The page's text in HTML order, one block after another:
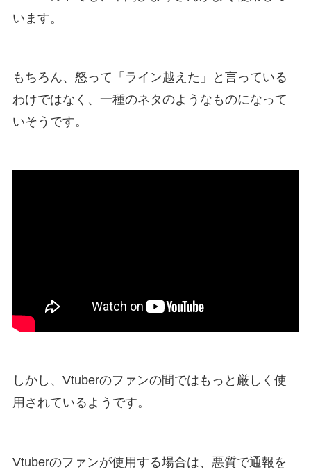
います。
もちろん、怒って「ライン越えた」と言っている
わけではなく、一種のネタのようなものになって
いそうです。
しかし、Vtuberのファンの間ではもっと厳しく使
用されているようです。
Vtuberのファンが使用する場合は、悪質で通報を